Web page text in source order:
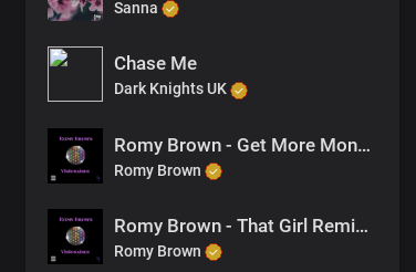
Sanna
Chase Me
Dark Knights UK
Romy Brown - Get More Money Remix (Featuring Samses)
Romy Brown
Romy Brown - That Girl Remix (Featuring Samses)
Romy Brown